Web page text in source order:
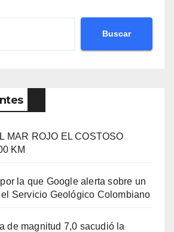
Buscar
MAR ROJO EL COSTOSO
KM
la que Google alerta sobre un
Servicio Geológico Colombiano
de magnitud 7,0 sacudió la